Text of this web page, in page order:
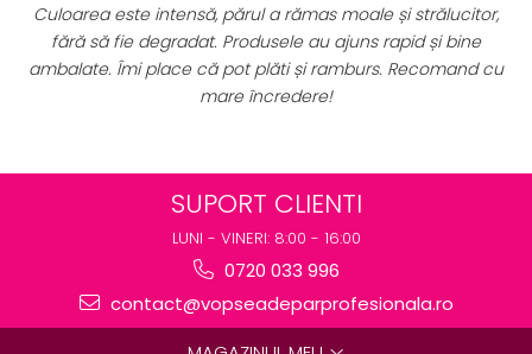
cu
complet de vopsele profesionale cu oxidanți și
perfect pentru uz profesional. Calitate foarte bună la
preț excelent. Se vede clar că sunt produse
destinate rezultatelor de salon.
SUPORT CLIENTI
LUNI - VINERI: 8:00 - 16:00
0720 033 996
contact@vopseadeparprofesionala.ro